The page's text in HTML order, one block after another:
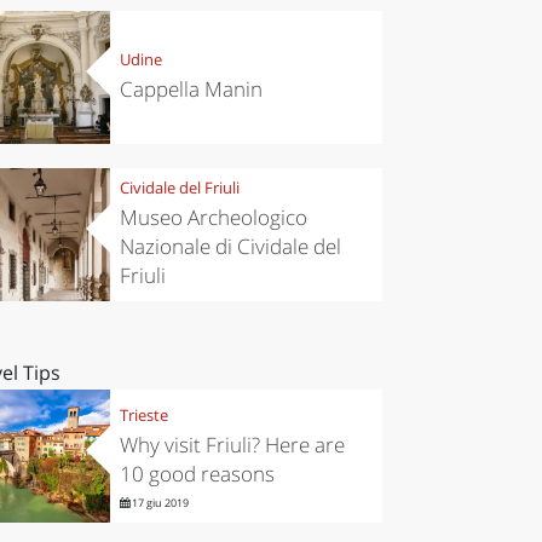
Udine
Cappella Manin
Cividale del Friuli
Museo Archeologico
Nazionale di Cividale del
Friuli
Tips
Trieste
Why visit Friuli? Here are
10 good reasons
17 giu 2019